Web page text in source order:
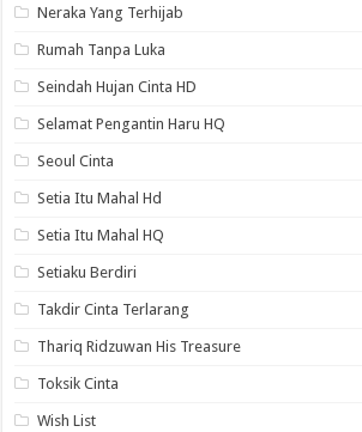
Neraka Yang Terhijab
Rumah Tanpa Luka
Seindah Hujan Cinta HD
Selamat Pengantin Haru HQ
Seoul Cinta
Setia Itu Mahal Hd
Setia Itu Mahal HQ
Setiaku Berdiri
Takdir Cinta Terlarang
Thariq Ridzuwan His Treasure
Toksik Cinta
Wish List